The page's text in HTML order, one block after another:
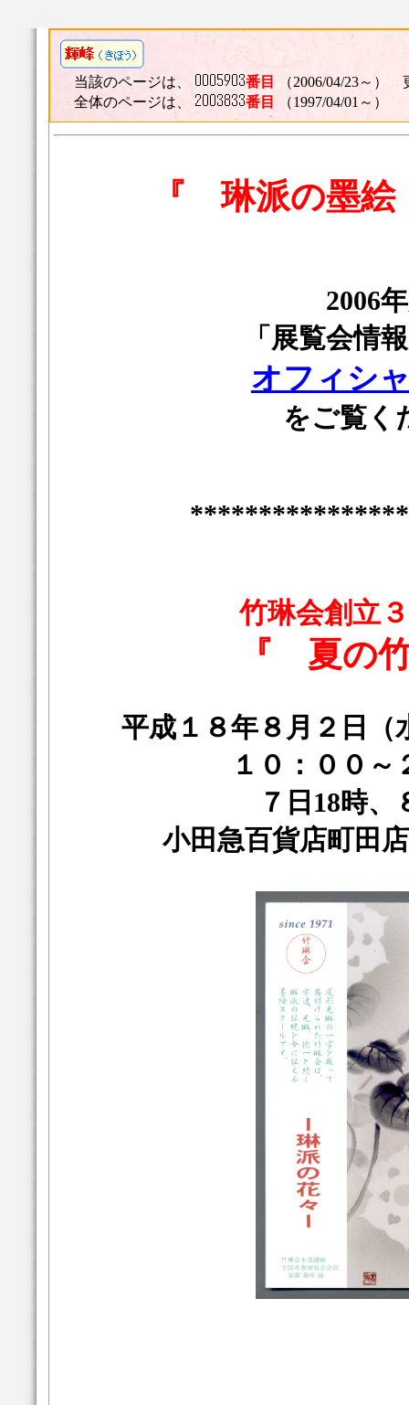
当該のページは、 番目
（2006/04/23～）
全体のページは、
番目 （1997/04/01～）
『 琳派の墨
2006
「展覧会情
オフィシ
をご覧く
竹琳会創立
『 夏の
平成１８年８月２日（
１０：００
７日18時、
小田急百貨店町田